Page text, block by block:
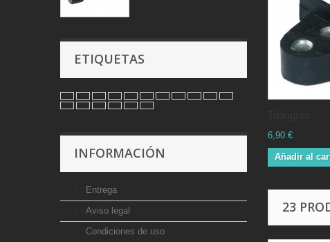
ETIQUETAS
INFORMACIÓN
Entrega
Aviso legal
Condiciones de uso
6,90 €
Añadir al
23